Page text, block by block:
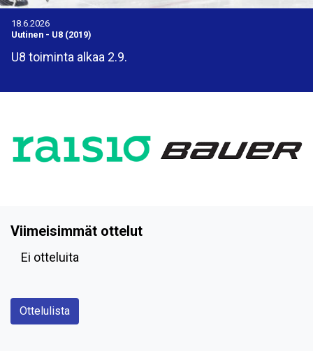
18.6.2026
Uutinen - U8 (2019)
U8 toiminta alkaa 2.9.
Viimeisimmät ottelut
Ei otteluita
Ottelulista